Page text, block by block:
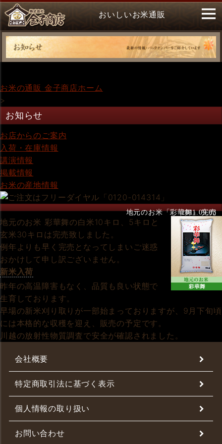
おいしいお米通販
お米の通販 金子商店ホーム
>
お知らせ
お店からのご案内
入荷・在庫情報
講演情報
掲載情報
お米の産地情報
地元のお米「彩華舞」 完売
2011.09.03
地元のお米 彩華舞の白米10キロ、5キロと
玄米30キロは完売致しました。
例年よりも早く完売となってしまいご迷惑
おかけして申し訳ございません。
新米入荷
昨年の高温障害もなく、品質も良い状態で
生育しております。
早場の新米刈り取りが一部始まっておりますが、9月下旬頃
には本格的な収穫を迎え、販売の予定です。
川越の放射性物質調査で安全が確認されました。
会社概要
特定商取引法に基づく表示
個人情報の取り扱い
お問い合わせ